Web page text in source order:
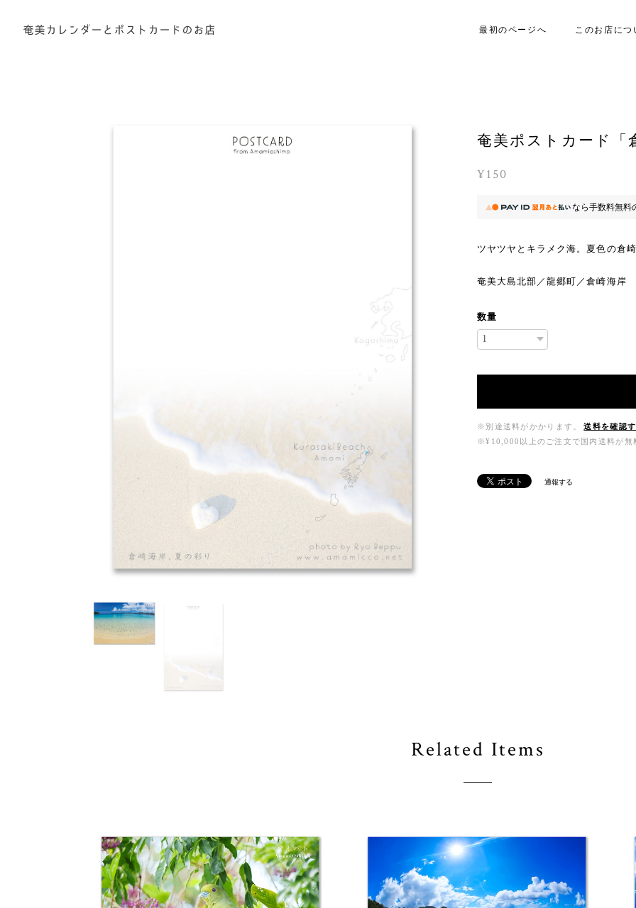
最初のページへ このお店につ
奄美ポストカード「
¥150
なら手数料無料
ツヤツヤとキラメク海。夏色の倉崎
奄美大島北部／龍郷町／倉崎海岸
数量
※別途送料がかかります。
送料を確認す
※¥10,000以上のご注文で国内送料が無
通報する
Related Items